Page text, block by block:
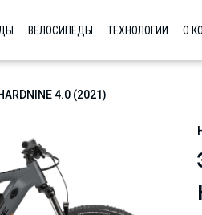
ВЕЛОСИПЕДЫ ТЕХНОЛОГИИ О
4.0 (2021)